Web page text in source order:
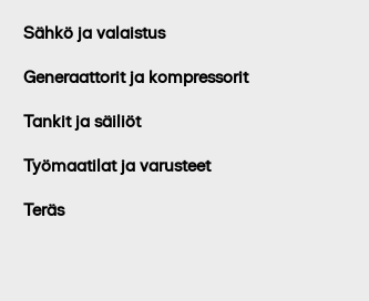
Sähkö ja valaistus
Generaattorit ja kompressorit
Tankit ja säiliöt
Työmaatilat ja varusteet
Teräs